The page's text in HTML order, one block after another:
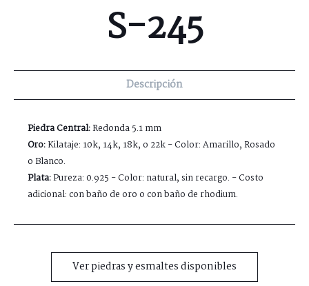
S-245
Descripción
Piedra Central:Redonda 5.1 mm
Oro:Kilataje: 10k, 14k, 18k, o 22k - Color: Amarillo, Rosado
o Blanco.
Plata:Pureza: 0.925 - Color: natural, sin recargo. - Costo
adicional: con baño de oro o con baño de rhodium.
Ver piedras y esmaltes disponibles